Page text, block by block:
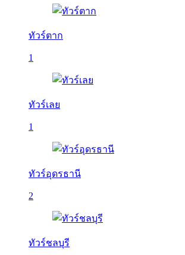
ทัวร์ตาก
1
ทัวร์เลย
1
ทัวร์อุดรธานี
2
ทัวร์ชลบุรี